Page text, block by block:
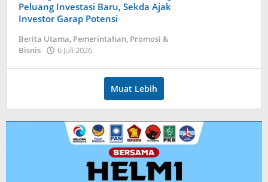
Peluang Investasi Baru, Sekda Ajak
Investor Garap Potensi
Berita Utama, Pemerintahan, Promosi &
Bisnis
6 Juli 2026
Muat Lebih